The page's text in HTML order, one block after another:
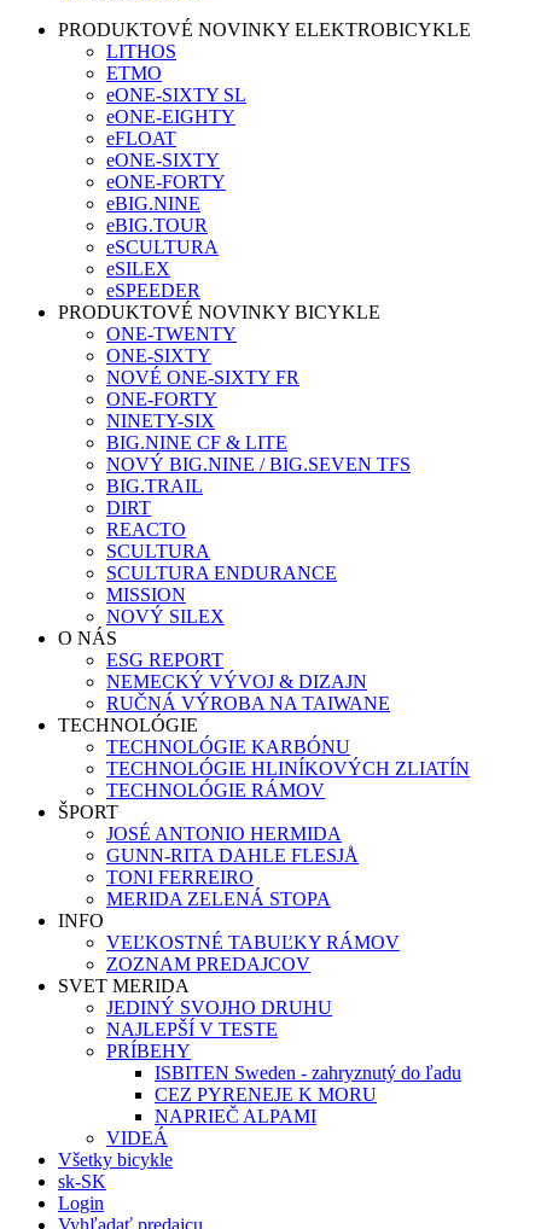
PRODUKTOVÉ NOVINKY ELEKTROBICYKLE
LITHOS
ETMO
eONE-SIXTY SL
eONE-EIGHTY
eFLOAT
eONE-SIXTY
eONE-FORTY
eBIG.NINE
eBIG.TOUR
eSCULTURA
eSILEX
eSPEEDER
PRODUKTOVÉ NOVINKY BICYKLE
ONE-TWENTY
ONE-SIXTY
NOVÉ ONE-SIXTY FR
ONE-FORTY
NINETY-SIX
BIG.NINE CF & LITE
NOVÝ BIG.NINE / BIG.SEVEN TFS
BIG.TRAIL
DIRT
REACTO
SCULTURA
SCULTURA ENDURANCE
MISSION
NOVÝ SILEX
O NÁS
ESG REPORT
NEMECKÝ VÝVOJ & DIZAJN
RUČNÁ VÝROBA NA TAIWANE
TECHNOLÓGIE
TECHNOLÓGIE KARBÓNU
TECHNOLÓGIE HLINÍKOVÝCH ZLIATÍN
TECHNOLÓGIE RÁMOV
ŠPORT
JOSÉ ANTONIO HERMIDA
GUNN-RITA DAHLE FLESJÅ
TONI FERREIRO
MERIDA ZELENÁ STOPA
INFO
VEĽKOSTNÉ TABUĽKY RÁMOV
ZOZNAM PREDAJCOV
SVET MERIDA
JEDINÝ SVOJHO DRUHU
NAJLEPŠÍ V TESTE
PRÍBEHY
ISBITEN Sweden - zahryznutý do ľadu
CEZ PYRENEJE K MORU
NAPRIEČ ALPAMI
VIDEÁ
Všetky bicykle
sk-SK
Login
Vyhľadať predajcu